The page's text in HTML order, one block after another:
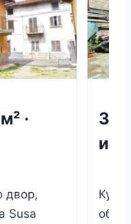
·
двор,
Susa
3-